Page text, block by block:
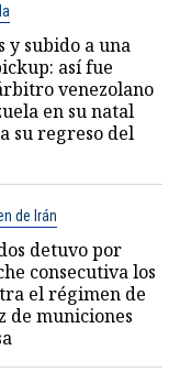
y subido a una
así fue
venezolano
en su natal
su regreso del
de Irán
detuvo por
consecutiva los
el régimen de
de municiones